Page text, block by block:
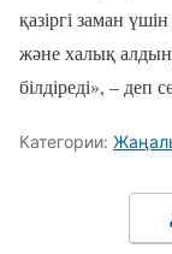
қазіргі заман
және халық
білдіреді», – деп
Категории: